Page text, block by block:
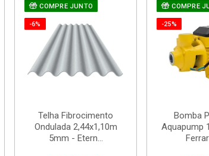
COMPRE JUNTO
-6%
Telha Fibrocimento
Ondulada 2,44x1,10m
5mm - Etern...
COMPRE
-25%
Bomba
Aquapump